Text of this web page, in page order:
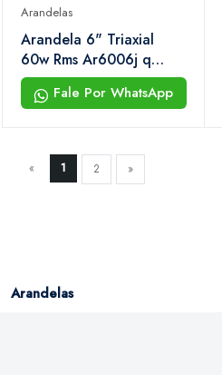
Arandelas
Arandela 6" Triaxial
60w Rms Ar6006j q
Branca Hayonik
Fale Por WhatsApp
« 1 2 »
Arandelas